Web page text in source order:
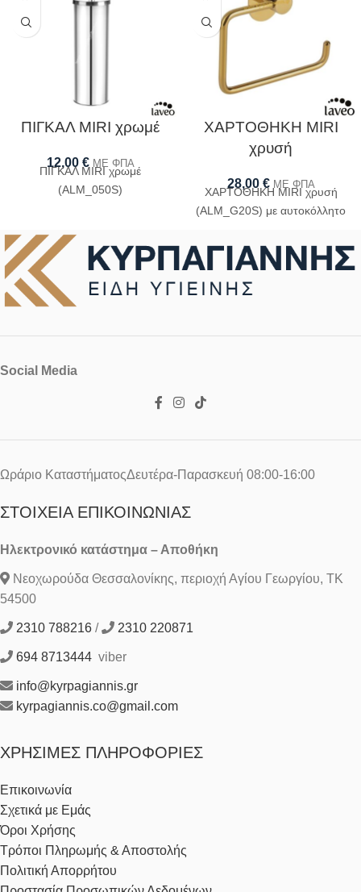
ΠΙΓΚΑΛ MIRI χρωμέ
12,00 € ΜΕ ΦΠΑ
ΠΙΓΚΑΛ MIRI χρωμέ
(ALM_050S)
ΧΑΡΤΟΘΗΚΗ MIRI
χρυσή
28,00 € ΜΕ ΦΠΑ
ΧΑΡΤΟΘΗΚΗ MIRI χρυσή
(ALM_G20S) με αυτοκόλλητο
Social Media
Ωράριο ΚαταστήματοςΔευτέρα-Παρασκευή 08:00-16:00
ΣΤΟΙΧΕΊΑ ΕΠΙΚΟΙΝΩΝΊΑΣ
Ηλεκτρονικό κατάστημα – Αποθήκη
Νεοχωρούδα Θεσσαλονίκης, περιοχή Αγίου Γεωργίου, ΤΚ
54500
2310 788216 / 2310 220871
694 8713444 viber
info@kyrpagiannis.gr
kyrpagiannis.co@gmail.com
ΧΡΉΣΙΜΕΣ ΠΛΗΡΟΦΟΡΊΕΣ
Επικοινωνία
Σχετικά με Εμάς
Όροι Χρήσης
Τρόποι Πληρωμής & Αποστολής
Πολιτική Απορρήτου